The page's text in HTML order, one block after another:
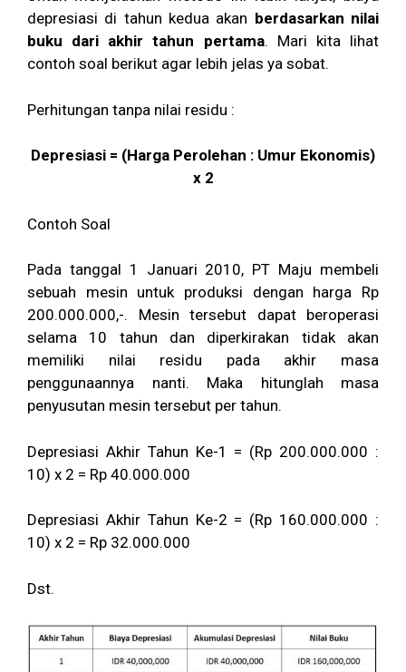
depresiasi di tahun kedua akan berdasarkan nilai
buku dari akhir tahun pertama. Mari kita lihat
contoh soal berikut agar lebih jelas ya sobat.
Perhitungan tanpa nilai residu :
Depresiasi = (Harga Perolehan : Umur Ekonomis)
x 2
Contoh Soal
Pada tanggal 1 Januari 2010, PT Maju membeli
sebuah mesin untuk produksi dengan harga Rp
200.000.000,-. Mesin tersebut dapat beroperasi
selama 10 tahun dan diperkirakan tidak akan
memiliki nilai residu pada akhir masa
penggunaannya nanti. Maka hitunglah masa
penyusutan mesin tersebut per tahun.
Depresiasi Akhir Tahun Ke-1 = (Rp 200.000.000 :
10) x 2 = Rp 40.000.000
Depresiasi Akhir Tahun Ke-2 = (Rp 160.000.000 :
10) x 2 = Rp 32.000.000
Dst.